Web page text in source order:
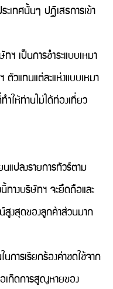
ะเทศนั้นๆ ปฏิเสธการเข้า
เป็นการชำระแบบเหมา
ตัวแทนแต่ละแห่งแบบเหมา
ให้ท่านไม่ได้ท่องเที่ยว
ปลงรายการทัวร์ตาม
ทางบริษัทฯ จะยึดถือและ
สูงสุดของลูกค้าส่วนมาก
ารเรียกร้องค่าชดใช้จาก
เกิดการสูญหายของ